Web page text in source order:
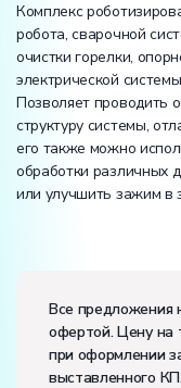
Комплекс
робота, сварочной
очистки горелки,
электрической
Позволяет проводить
структуру системы,
его также можно
обработки различных
или улучшить зажим в
Размеры (Д x Ш
Потребляемая
Все предложения
офертой. Цену на
при оформлении
выставленного